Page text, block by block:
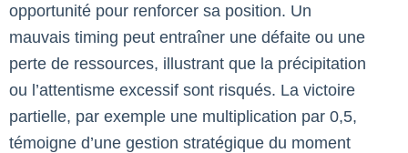
opportunité pour renforcer sa position. Un
mauvais timing peut entraîner une défaite ou une
perte de ressources, illustrant que la précipitation
ou l’attentisme excessif sont risqués. La victoire
partielle, par exemple une multiplication par 0,5,
témoigne d’une gestion stratégique du moment